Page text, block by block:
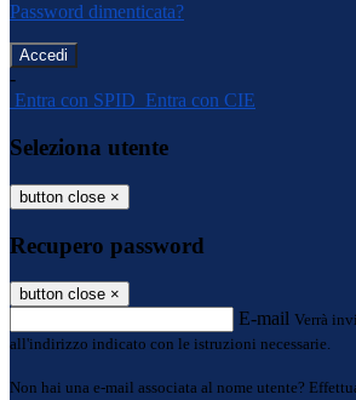
Password dimenticata?
-
Entra con SPID Entra con CIE
Seleziona utente
button close ×
Recupero password
button close ×
E-mail Verrà
all'indirizzo indicato con le istruzioni necessarie.
Non hai una e-mail associata al nome utente?